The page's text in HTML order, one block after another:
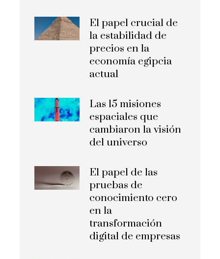
El papel crucial de
la estabilidad de
precios en la
economía egipcia
actual
Las 15 misiones
espaciales que
cambiaron la visión
del universo
El papel de las
pruebas de
conocimiento cero
en la
transformación
digital de empresas